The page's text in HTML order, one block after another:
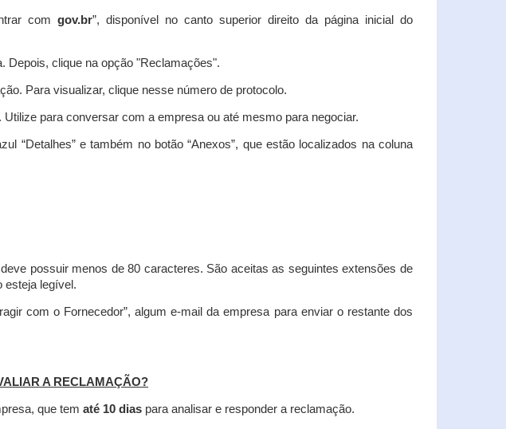
com gov.br”, disponível no canto superior direito da página inicial do
Depois, clique na opção "Reclamações".
Para visualizar, clique nesse número de protocolo.
para conversar com a empresa ou até mesmo para negociar.
“Detalhes” e também no botão “Anexos”, que estão localizados na coluna
possuir menos de 80 caracteres. São aceitas as seguintes extensões de
esteja legível.
com o Fornecedor”, algum e-mail da empresa para enviar o restante dos
A RECLAMAÇÃO?
que tem até 10 dias para analisar e responder a reclamação.